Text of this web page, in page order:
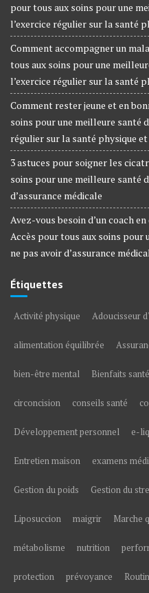
pour tous aux soins pour une
l’exercice régulier sur la santé
Comment accompagner un
tous aux soins pour une
l’exercice régulier sur la santé
Comment rester jeune et en
soins pour une meilleure santé
régulier sur la santé physique
3 astuces pour soigner les
soins pour une meilleure santé
d’assurance médicale
Avez-vous besoin d’un coach
Accès pour tous aux soins pour
ne pas avoir d’assurance
Étiquettes
Activité physique Adoucisseur
alimentation équilibrée
bien-être mental Bienfaits santé
circoncision conseils santé
Développement personnel e-
Entretien maison examens
Gestion du poids Gestion du
Liposuccion maigrir Marche
métabolisme nutrition
protection prévoyance